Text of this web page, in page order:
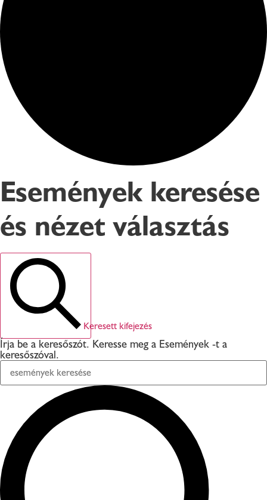
Események keresése
és nézet választás
Keresett kifejezés
Írja be a keresőszót. Keresse meg a Események -t a
keresőszóval.